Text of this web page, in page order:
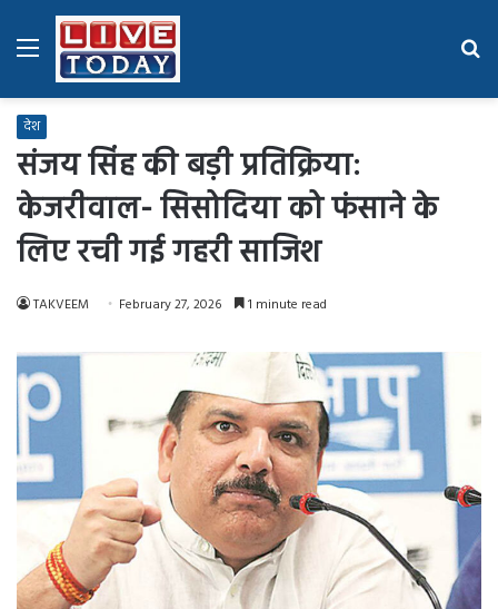
Menu
देश
संजय सिंह की बड़ी प्रतिक्रिया:
केजरीवाल- सिसोदिया को फंसाने के
लिए रची गई गहरी साजिश
TAKVEEM February 27, 2026 1 minute read